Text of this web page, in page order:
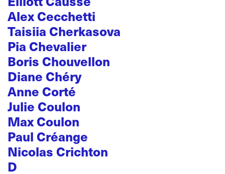
Alex Cecchetti
Taisiia Cherkasova
Pia Chevalier
Boris Chouvellon
Diane Chéry
Anne Corté
Julie Coulon
Max Coulon
Paul Créange
Nicolas Crichton
D